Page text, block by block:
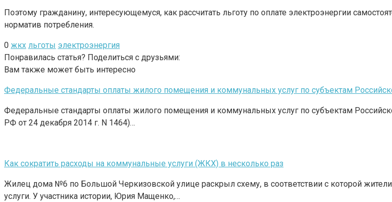
Поэтому гражданину, интересующемуся, как рассчитать льготу по оплате электроэнергии
норматив потребления.
0 жкх льготы электроэнергия
Понравилась статья? Поделиться с друзьями:
Вам также может быть интересно
Федеральные стандарты оплаты жилого помещения и коммунальных услуг по субъектам
Федеральные стандарты оплаты жилого помещения и коммунальных услуг по субъектам
РФ от 24 декабря 2014 г. N 1464)…
Как сократить расходы на коммунальные услуги (ЖКХ) в несколько раз
Жилец дома №6 по Большой Черкизовской улице раскрыл схему, в соответствии с которой
услуги. У участника истории, Юрия Мащенко,…